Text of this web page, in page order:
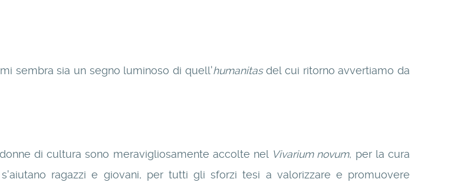
sembra sia un segno luminoso di quell'humanitasdel cui ritorno avvertiamo da
di cultura sono meravigliosamente accolte nel Vivarium novum, per la cura
ragazzi e giovani, per tutti gli sforzi tesi a valorizzare e promuovere